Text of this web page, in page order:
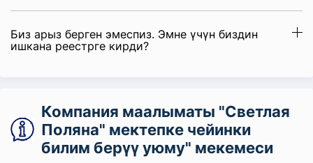
Биз арыз берген эмеспиз. Эмне үчүн биздин
ишкана реестрге кирди?
Компания маалыматы "Светлая
Поляна" мектепке чейинки
билим берүү уюму" мекемеси